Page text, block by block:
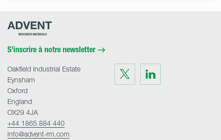
Advent
S’inscrire à notre newsletter
Visit
us
on
Twitter
Visit
on
LinkedIn
Oakfield Industrial Estate
Eynsham
Oxford
England
OX29 4JA
+44 1865 884 440
info@advent-rm.com